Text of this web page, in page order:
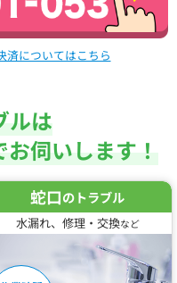
済についてはこちら
ルは
お伺いします！
蛇口のトラブル
水漏れ、修理・交換など